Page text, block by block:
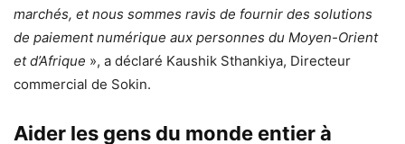
marchés, et nous sommes ravis de fournir des solutions
de paiement numérique aux personnes du Moyen-Orient
et d’Afrique », a déclaré Kaushik Sthankiya, Directeur
commercial de Sokin.
Aider les gens du monde entier à